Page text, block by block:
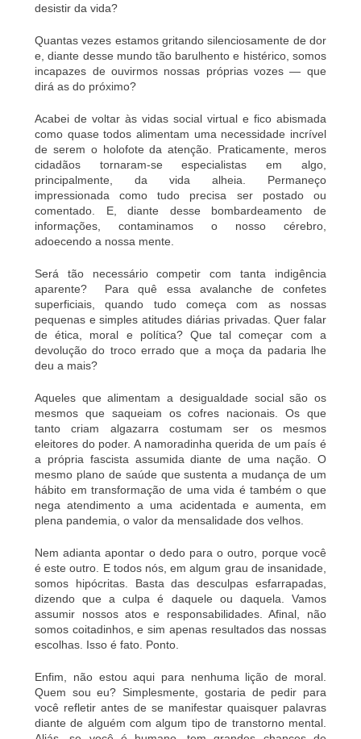
desistir da vida?
Quantas vezes estamos gritando silenciosamente de dor
e, diante desse mundo tão barulhento e histérico, somos
incapazes de ouvirmos nossas próprias vozes — que
dirá as do próximo?
Acabei de voltar às vidas social virtual e fico abismada
como quase todos alimentam uma necessidade incrível
de serem o holofote da atenção. Praticamente, meros
cidadãos tornaram-se especialistas em algo,
principalmente, da vida alheia. Permaneço
impressionada como tudo precisa ser postado ou
comentado. E, diante desse bombardeamento de
informações, contaminamos o nosso cérebro,
adoecendo a nossa mente.
Será tão necessário competir com tanta indigência
aparente? Para quê essa avalanche de confetes
superficiais, quando tudo começa com as nossas
pequenas e simples atitudes diárias privadas. Quer falar
de ética, moral e política? Que tal começar com a
devolução do troco errado que a moça da padaria lhe
deu a mais?
Aqueles que alimentam a desigualdade social são os
mesmos que saqueiam os cofres nacionais. Os que
tanto criam algazarra costumam ser os mesmos
eleitores do poder. A namoradinha querida de um país é
a própria fascista assumida diante de uma nação. O
mesmo plano de saúde que sustenta a mudança de um
hábito em transformação de uma vida é também o que
nega atendimento a uma acidentada e aumenta, em
plena pandemia, o valor da mensalidade dos velhos.
Nem adianta apontar o dedo para o outro, porque você
é este outro. E todos nós, em algum grau de insanidade,
somos hipócritas. Basta das desculpas esfarrapadas,
dizendo que a culpa é daquele ou daquela. Vamos
assumir nossos atos e responsabilidades. Afinal, não
somos coitadinhos, e sim apenas resultados das nossas
escolhas. Isso é fato. Ponto.
Enfim, não estou aqui para nenhuma lição de moral.
Quem sou eu? Simplesmente, gostaria de pedir para
você refletir antes de se manifestar quaisquer palavras
diante de alguém com algum tipo de transtorno mental.